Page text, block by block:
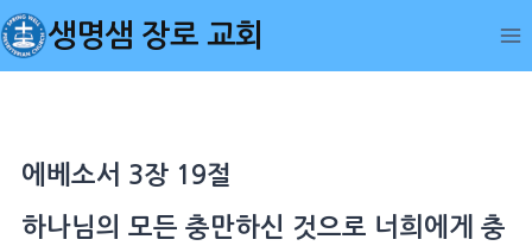
Skip
to
content
생명샘 장로 교회
에베소서 3장 19절
하나님의 모든 충만하신 것으로 너희에게 충